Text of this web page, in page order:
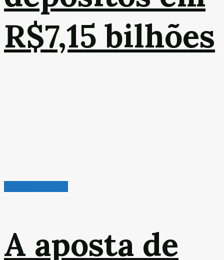
R$7,15 bilhões
A aposta de